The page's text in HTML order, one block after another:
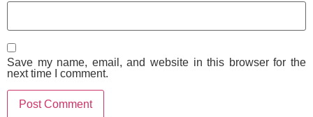
Save my name, email, and website in this browser for the
next time I comment.